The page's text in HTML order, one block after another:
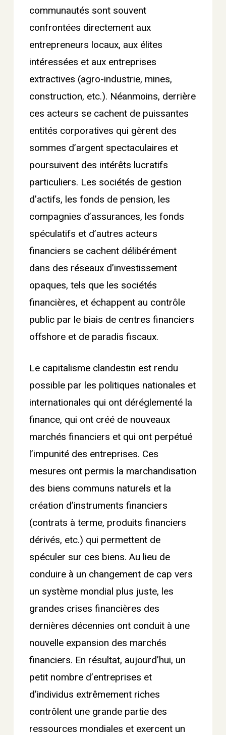
communautés sont souvent
confrontées directement aux
entrepreneurs locaux, aux élites
intéressées et aux entreprises
extractives (agro-industrie, mines,
construction, etc.). Néanmoins, derrière
ces acteurs se cachent de puissantes
entités corporatives qui gèrent des
sommes d’argent spectaculaires et
poursuivent des intérêts lucratifs
particuliers. Les sociétés de gestion
d’actifs, les fonds de pension, les
compagnies d’assurances, les fonds
spéculatifs et d’autres acteurs
financiers se cachent délibérément
dans des réseaux d’investissement
opaques, tels que les sociétés
financières, et échappent au contrôle
public par le biais de centres financiers
offshore et de paradis fiscaux.
Le capitalisme clandestin est rendu
possible par les politiques nationales et
internationales qui ont déréglementé la
finance, qui ont créé de nouveaux
marchés financiers et qui ont perpétué
l’impunité des entreprises. Ces
mesures ont permis la marchandisation
des biens communs naturels et la
création d’instruments financiers
(contrats à terme, produits financiers
dérivés, etc.) qui permettent de
spéculer sur ces biens. Au lieu de
conduire à un changement de cap vers
un système mondial plus juste, les
grandes crises financières des
dernières décennies ont conduit à une
nouvelle expansion des marchés
financiers. En résultat, aujourd’hui, un
petit nombre d’entreprises et
d’individus extrêmement riches
contrôlent une grande partie des
ressources mondiales et exercent un